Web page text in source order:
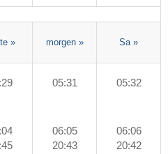
» morgen » Sa »
05:31 05:32
06:05
20:43
06:06
20:42